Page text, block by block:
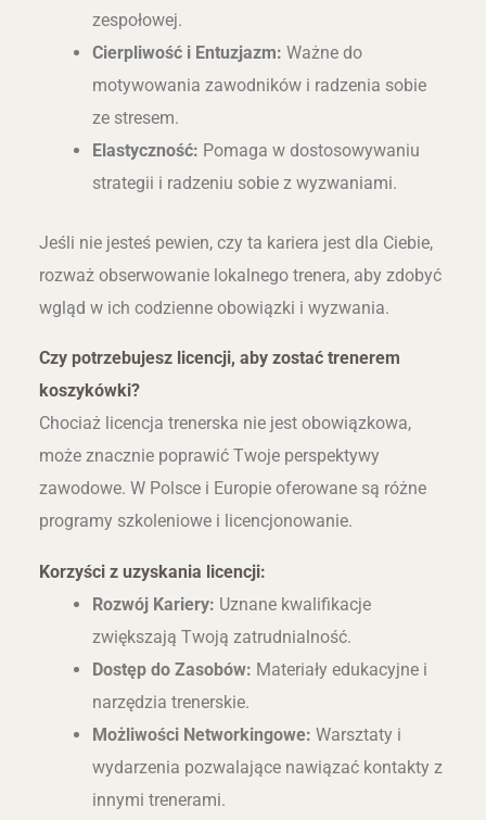
zespołowej.
Cierpliwość i Entuzjazm: Ważne do
motywowania zawodników i radzenia sobie
ze stresem.
Elastyczność: Pomaga w dostosowywaniu
strategii i radzeniu sobie z wyzwaniami.
Jeśli nie jesteś pewien, czy ta kariera jest dla Ciebie,
rozważ obserwowanie lokalnego trenera, aby zdobyć
wgląd w ich codzienne obowiązki i wyzwania.
Czy potrzebujesz licencji, aby zostać trenerem
koszykówki?
Chociaż licencja trenerska nie jest obowiązkowa,
może znacznie poprawić Twoje perspektywy
zawodowe. W Polsce i Europie oferowane są różne
programy szkoleniowe i licencjonowanie.
Korzyści z uzyskania licencji:
Rozwój Kariery: Uznane kwalifikacje
zwiększają Twoją zatrudnialność.
Dostęp do Zasobów: Materiały edukacyjne i
narzędzia trenerskie.
Możliwości Networkingowe: Warsztaty i
wydarzenia pozwalające nawiązać kontakty z
innymi trenerami.